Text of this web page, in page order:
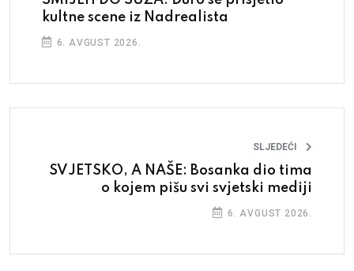
kultne scene iz Nadrealista
6. AVGUST 2026.
SLJEDEĆI
SVJETSKO, A NAŠE: Bosanka dio tima
o kojem pišu svi svjetski mediji
6. AVGUST 2026.